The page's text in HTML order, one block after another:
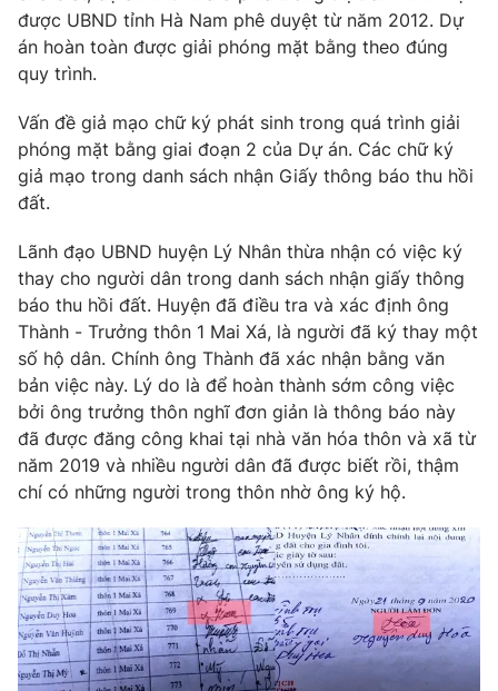
Cơ quan báo chí: Thời báo VTV
Giấy phép hoạt động báo in và báo điện tử số 483/GP-BTTTT
cấp ngày 29/12/2023
Tổng Biên tập:
Phó Tổng Biên tập:Nguyễn Thị Mỹ Hạnh, Phạm Quốc Thắng,
Nguyễn Trọng Ninh
Tổng đài VTV:024.38 355 931 - 024.38 355 932
Ðiện thoại Thời báo VTV:
Liên hệ quảng cáo:
024-7300.7108
® Cấm sao chép dưới mọi hình thức nếu không có sự chấp
thuận bằng văn bản. Ghi rõ nguồn VTV.vn khi phát hành lại
thông tin từ website này.
được UBND tỉnh Hà Nam phê duyệt từ năm 2012. Dự
án hoàn toàn được giải phóng mặt bằng theo đúng
quy trình.
Vấn đề giả mạo chữ ký phát sinh trong quá trình giải
phóng mặt bằng giai đoạn 2 của Dự án. Các chữ ký
giả mạo trong danh sách nhận Giấy thông báo thu hồi
đất.
Lãnh đạo UBND huyện Lý Nhân thừa nhận có việc ký
thay cho người dân trong danh sách nhận giấy thông
báo thu hồi đất. Huyện đã điều tra và xác định ông
Thành - Trưởng thôn 1 Mai Xá, là người đã ký thay một
số hộ dân. Chính ông Thành đã xác nhận bằng văn
bản việc này. Lý do là để hoàn thành sớm công việc
bởi ông trưởng thôn nghĩ đơn giản là thông báo này
đã được đăng công khai tại nhà văn hóa thôn và xã từ
năm 2019 và nhiều người dân đã được biết rồi, thậm
chí có những người trong thôn nhờ ông ký hộ.